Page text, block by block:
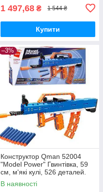
1 497,68 ₴ 1 544 ₴
Купити
–3%
Конструктор Qman 52004
"Model Power" Гвинтівка, 59
см, м'які кулі, 526 деталей.
В наявності